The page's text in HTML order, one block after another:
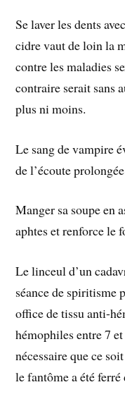
Se laver les dents
cidre vaut de loin la
contre les maladies
contraire serait sans
plus ni moins.
Le sang de vampire
de l’écoute
Manger sa soupe en
aphtes et renforce le
Le linceul d’un
séance de spiritisme
office de tissu anti-
hémophiles entre 7
nécessaire que ce
le fantôme a été ferré